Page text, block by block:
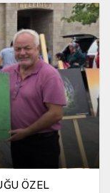
ÖZEL